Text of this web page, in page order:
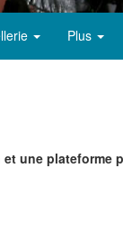
Plus
une plateforme